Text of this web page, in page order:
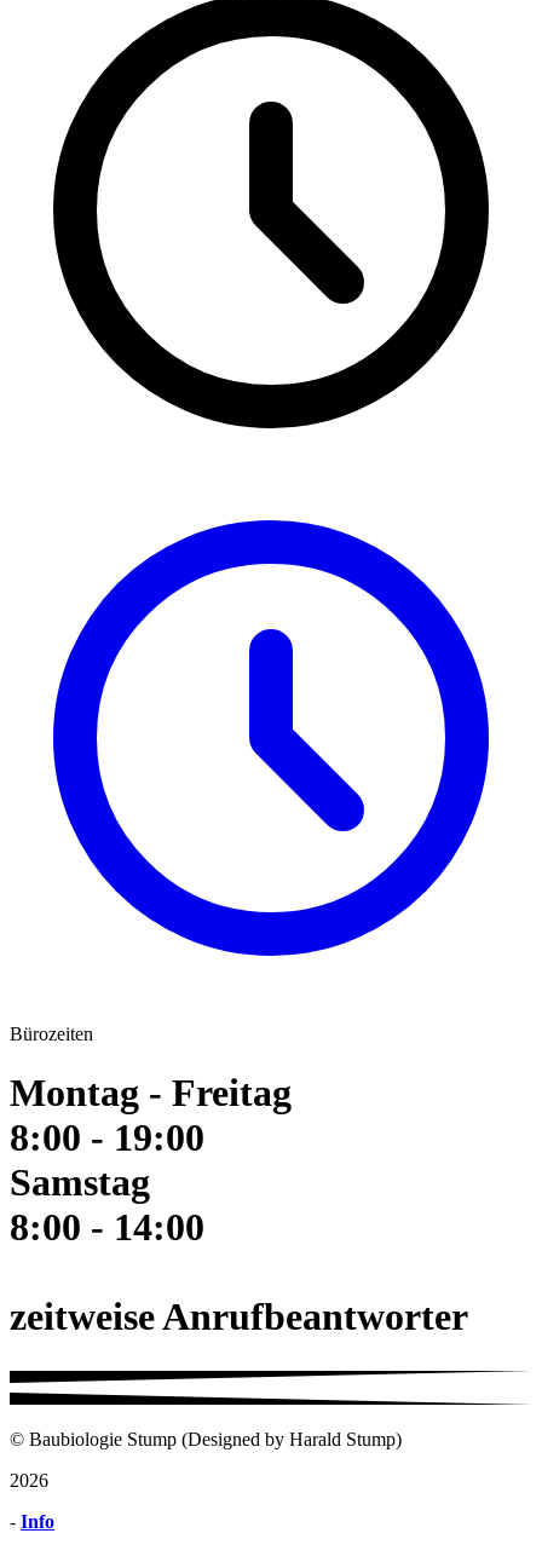
Bürozeiten
Montag - Freitag
8:00 - 19:00
Samstag
8:00 - 14:00
zeitweise Anrufbeantworter
© Baubiologie Stump (Designed by Harald Stump)
2026
- Info